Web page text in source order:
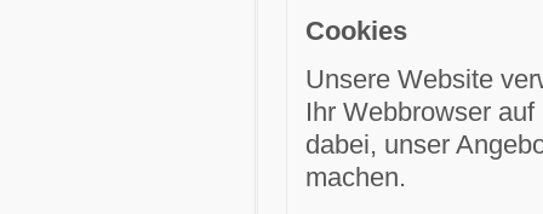
Cookies
Unsere Website
Ihr Webbrowser
dabei, unser
machen.